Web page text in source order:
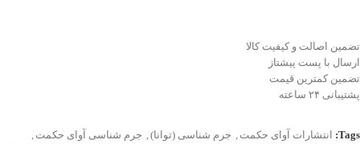
تضمین اصالت و کیفیت کالا
ارسال با پست پیشتاز
تضمین کمترین قیمت
پشتیبانی ۲۴ ساعته
Tags: انتشارات آوای حکمت , جرم شناسی (توانا), جرم شناسی آوای حکمت ,